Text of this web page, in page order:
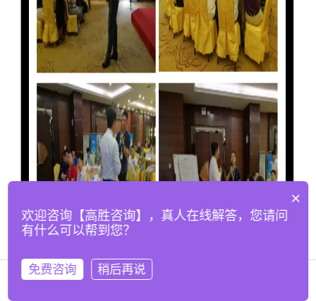
×
欢迎咨询【高胜咨询】，真人在线解答，您请问
有什么可以帮到您？
免费咨询 稍后再说
在线咨询